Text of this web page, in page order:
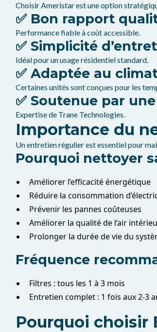
Choisir Ameristar est une option
✅ Bon rapport
Performance fiable à coût accessible.
✅ Simplicité
Idéal pour un usage résidentiel standard.
✅ Adaptée au
Certaines unités sont conçues pour les
✅ Soutenue par
Expertise de Trane Technologies.
Importance du
Un entretien régulier est essentiel pour
Pourquoi nettoyer
Améliorer l’efficacité énergétique
Réduire la consommation
Prévenir les pannes coûteuses
Améliorer la qualité de l’air
Prolonger la durée de vie du
Fréquence
Filtres : tous les 1 à 3 mois
Entretien complet : 1 fois aux 2-3
Pourquoi choisir